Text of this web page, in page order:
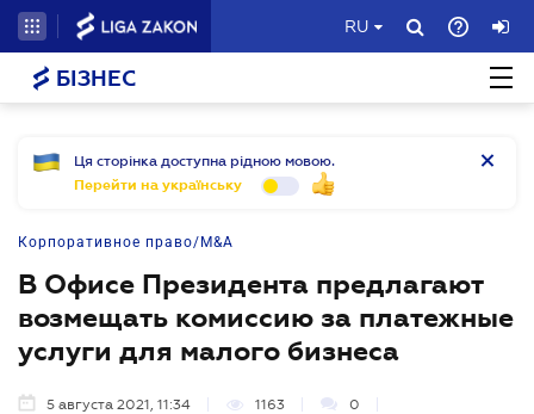
RU
БІЗНЕС
Ця сторінка доступна рідною мовою.
Перейти на українську
Корпоративное право/M&A
В Офисе Президента предлагают
возмещать комиссию за платежные
услуги для малого бизнеса
5 августа 2021, 11:34 1163 0